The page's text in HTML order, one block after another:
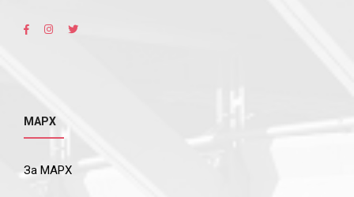
МАРХ
За МАРХ